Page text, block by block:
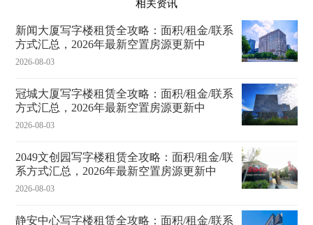
相关资讯
新闻大厦写字楼租赁全攻略：面积/租金/联系
方式汇总，2026年最新空置房源更新中
2026-08-03
冠城大厦写字楼租赁全攻略：面积/租金/联系
方式汇总，2026年最新空置房源更新中
2026-08-03
2049文创园写字楼租赁全攻略：面积/租金/联
系方式汇总，2026年最新空置房源更新中
2026-08-03
静安中心写字楼租赁全攻略：面积/租金/联系